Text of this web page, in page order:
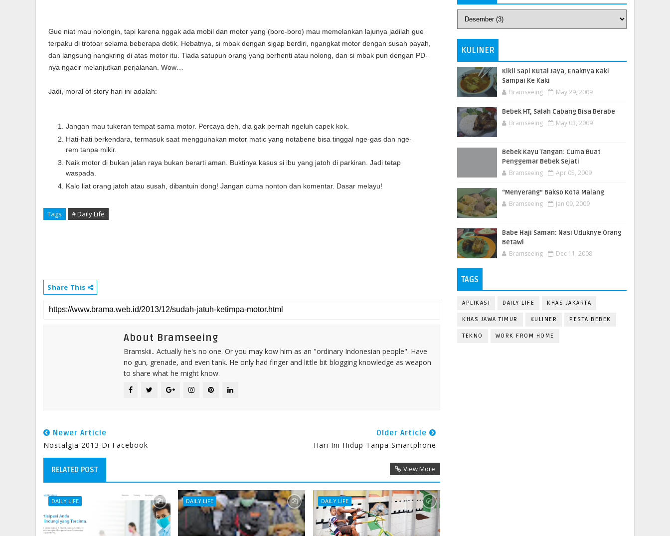
Gue niat mau nolongin, tapi karena nggak ada mobil dan motor yang (boro-boro) mau memelankan lajunya jadilah gue
terpaku di trotoar selama beberapa detik. Hebatnya, si mbak dengan sigap berdiri, ngangkat motor dengan susah payah,
dan langsung nangkring di atas motor itu. Tiada satupun orang yang berhenti atau nolong, dan si mbak pun dengan PD-
nya ngacir melanjutkan perjalanan. Wow…
Jadi, moral of story hari ini adalah:
Jangan mau tukeran tempat sama motor. Percaya deh, dia gak pernah ngeluh capek kok.
Hati-hati berkendara, termasuk saat menggunakan motor matic yang notabene bisa tinggal nge-gas dan nge-
rem tanpa mikir.
Naik motor di bukan jalan raya bukan berarti aman. Buktinya kasus si ibu yang jatoh di parkiran. Jadi tetap
waspada.
Kalo liat orang jatoh atau susah, dibantuin dong! Jangan cuma nonton dan komentar. Dasar melayu!
Tags # Daily Life
Share This
About Bramseeing
Bramskii.. Actually he's no one. Or you may kow him as an "ordinary Indonesian people". Have
no gun, grenade, and even tank. He only had finger and little bit blogging knowledge as weapon
to share what he might know.
Newer Article
Nostalgia 2013 Di Facebook
Older Article
Hari Ini Hidup Tanpa Smartphone
RELATED POST View More
DAILY LIFE DAILY LIFE DAILY LIFE
KULINER
Kikil Sapi Kutai Jaya, Enaknya Kaki
Sampai Ke Kaki
Bramseeing May 29, 2009
Bebek HT, Salah Cabang Bisa Berabe
Bramseeing May 03, 2009
Bebek Kayu Tangan: Cuma Buat
Penggemar Bebek Sejati
Bramseeing Apr 05, 2009
“Menyerang” Bakso Kota Malang
Bramseeing Jan 09, 2009
Babe Haji Saman: Nasi Uduknye Orang
Betawi
Bramseeing Dec 11, 2008
TAGS
APLIKASI DAILY LIFE KHAS JAKARTA
KHAS JAWA TIMUR KULINER PESTA BEBEK
TEKNO WORK FROM HOME